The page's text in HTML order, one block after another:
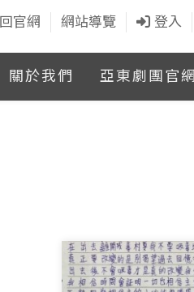
回官網 網站導覽 登入
關於我們 亞東劇團官網